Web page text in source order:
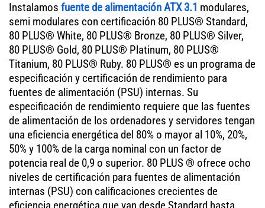
Instalamos fuente de alimentación ATX 3.1 modulares,
semi modulares con certificación 80 PLUS® Standard,
80 PLUS® White, 80 PLUS® Bronze, 80 PLUS® Silver,
80 PLUS® Gold, 80 PLUS® Platinum, 80 PLUS®
Titanium, 80 PLUS® Ruby. 80 PLUS® es un programa de
especificación y certificación de rendimiento para
fuentes de alimentación (PSU) internas. Su
especificación de rendimiento requiere que las fuentes
de alimentación de los ordenadores y servidores tengan
una eficiencia energética del 80% o mayor al 10%, 20%,
50% y 100% de la carga nominal con un factor de
potencia real de 0,9 o superior. 80 PLUS ® ofrece ocho
niveles de certificación para fuentes de alimentación
internas (PSU) con calificaciones crecientes de
eficiencia energética que van desde Standard hasta